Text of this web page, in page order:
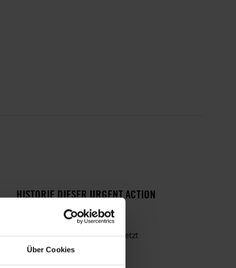
Über Cookies
HISTORIE DIESER URGENT ACTION
Hinrichtung ausgesetzt
Hinrichtungstermin festgesetzt